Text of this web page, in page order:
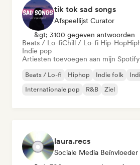
tik tok sad songs
Afspeellijst Curator
&gt; 3100 gegeven antwoorden
Beats / Lo-fiChill / Lo-fi Hip-Hop
Indie pop
Artiesten toevoegen aan mijn
Beats / Lo-fi Hiphop Indie folk
Internationale pop
R&B Ziel
laura.recs
Sociale Media Beïnvloeder